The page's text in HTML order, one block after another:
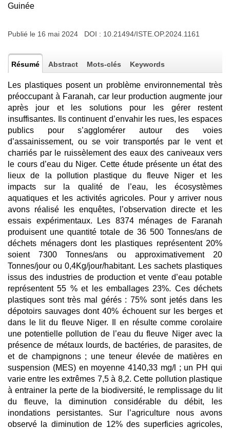
Guinée
Publié le 16 mai 2024 DOI : 10.21494/ISTE.OP.2024.1161
Résumé Abstract Mots-clés Keywords
Les plastiques posent un problème environnemental très
préoccupant à Faranah, car leur production augmente jour
après jour et les solutions pour les gérer restent
insuffisantes. Ils continuent d’envahir les rues, les espaces
publics pour s’agglomérer autour des voies
d’assainissement, ou se voir transportés par le vent et
charriés par le ruissèlement des eaux des caniveaux vers
le cours d’eau du Niger. Cette étude présente un état des
lieux de la pollution plastique du fleuve Niger et les
impacts sur la qualité de l’eau, les écosystèmes
aquatiques et les activités agricoles. Pour y arriver nous
avons réalisé les enquêtes, l’observation directe et les
essais expérimentaux. Les 8374 ménages de Faranah
produisent une quantité totale de 36 500 Tonnes/ans de
déchets ménagers dont les plastiques représentent 20%
soient 7300 Tonnes/ans ou approximativement 20
Tonnes/jour ou 0,4Kg/jour/habitant. Les sachets plastiques
issus des industries de production et vente d’eau potable
représentent 55 % et les emballages 23%. Ces déchets
plastiques sont très mal gérés : 75% sont jetés dans les
dépotoirs sauvages dont 40% échouent sur les berges et
dans le lit du fleuve Niger. Il en résulte comme corolaire
une potentielle pollution de l’eau du fleuve Niger avec la
présence de métaux lourds, de bactéries, de parasites, de
et de champignons ; une teneur élevée de matières en
suspension (MES) en moyenne 4140,33 mg/l ; un PH qui
varie entre les extrêmes 7,5 à 8,2. Cette pollution plastique
à entrainer la perte de la biodiversité, le remplissage du lit
du fleuve, la diminution considérable du débit, les
inondations persistantes. Sur l’agriculture nous avons
observé la diminution de 12% des superficies agricoles,